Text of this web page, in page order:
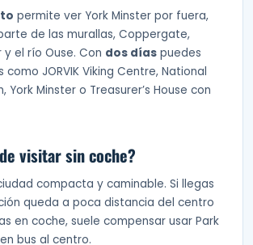
permite ver York Minster por fuera,
de las murallas, Coppergate,
y el río Ouse. Con dos días puedes
JORVIK Viking Centre, National
York Minster o Treasurer’s House con
visitar sin coche?
compacta y caminable. Si llegas
queda a poca distancia del centro
en coche, suele compensar usar Park
bus al centro.